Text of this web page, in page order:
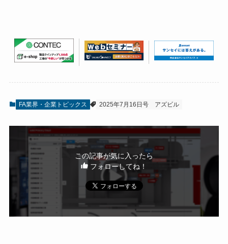
FA業界・企業トピックス 2025年7月16日号 アズビル
この記事が気に入ったら
フォローしてね！